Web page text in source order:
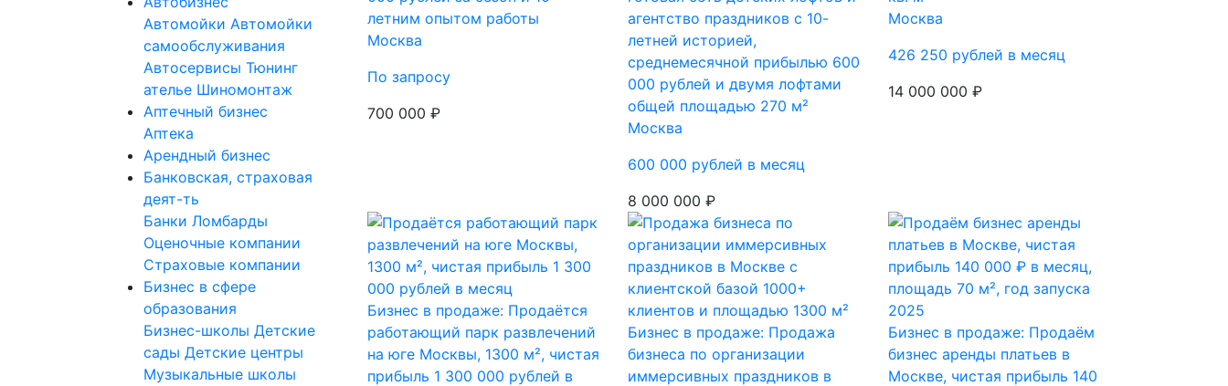
Автомойки Автомойки
самообслуживания
Автосервисы Тюнинг
ателье Шиномонтаж
Аптечный бизнес
Аптека
Арендный бизнес
Банковская, страховая
деят-ть
Банки Ломбарды
Оценочные компании
Страховые компании
Бизнес в сфере
образования
Бизнес-школы Детские
сады Детские центры
Музыкальные школы
летним опытом работы
Москва
По запросу
700 000 ₽
агентство праздников с 10-
летней историей,
среднемесячной прибылью 600
000 рублей и двумя лофтами
общей площадью 270 м²
Москва
600 000 рублей в месяц
8 000 000 ₽
Москва
426 250 рублей в месяц
14 000 000 ₽
Бизнес в продаже: Продаётся
работающий парк развлечений
на юге Москвы, 1300 м², чистая
прибыль 1 300 000 рублей в
Бизнес в продаже: Продажа
бизнеса по организации
иммерсивных праздников в
Бизнес в продаже: Продаём
бизнес аренды платьев в
Москве, чистая прибыль 140